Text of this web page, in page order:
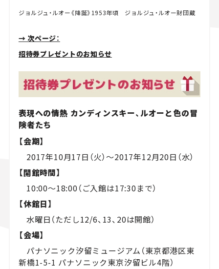
ジョルジュ・ルオー《降誕》1953年頃 ジョルジュ・ルオー財団蔵
→ 次ページ：
招待券プレゼントのお知らせ
表現への情熱 カンディンスキー、ルオーと色の冒
険者たち
【会期】
2017年10月17日（火）～2017年12月20日（水）
【開館時間】
10:00～18:00（ご入館は17:30まで）
【休館日】
水曜日（ただし12/6、13、20は開館）
【会場】
パナソニック汐留ミュージアム（東京都港区東
新橋1-5-1 パナソニック東京汐留ビル4階）